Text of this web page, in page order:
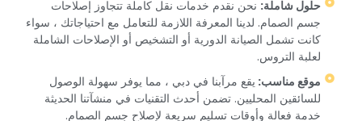
‏حلول شاملة:‏ ‏ نحن نقدم خدمات نقل كاملة تتجاوز إصلاحات
جسم الصمام. لدينا المعرفة اللازمة للتعامل مع احتياجاتك ، سواء
كانت تشمل الصيانة الدورية أو التشخيص أو الإصلاحات الشاملة
لعلبة التروس.‏
‏موقع مناسب: ‏ ‏يقع مرآبنا في دبي ، مما يوفر سهولة الوصول
للسائقين المحليين. تضمن أحدث التقنيات في منشآتنا الحديثة
خدمة فعالة وأوقات تسليم سريعة لإصلاح جسم الصمام.‏